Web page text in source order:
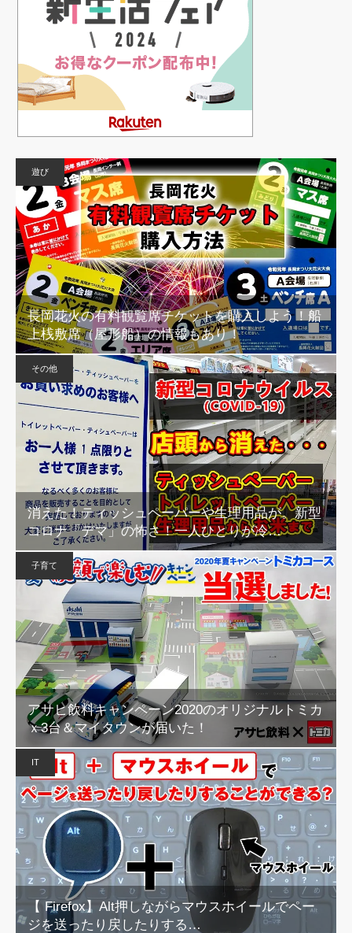
遊び
長岡花火の有料観覧席チケットを購入しよう！船
上桟敷席（屋形船）の情報もあり！
その他
消えた！ティッシュペーパーや生理用品が。新型
コロナ「デマ」の怖さ！一人ひとりが冷…
子育て
アサヒ飲料キャンペーン2020のオリジナルトミカ
ｘ3台＆マイタウンが届いた！
IT
【 Firefox】Alt押しながらマウスホイールでペー
ジを送ったり戻したりする…